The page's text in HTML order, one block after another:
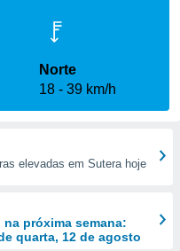
Norte
18
39 km/h
elevadas em Sutera hoje
na próxima semana:
quarta, 12 de agosto